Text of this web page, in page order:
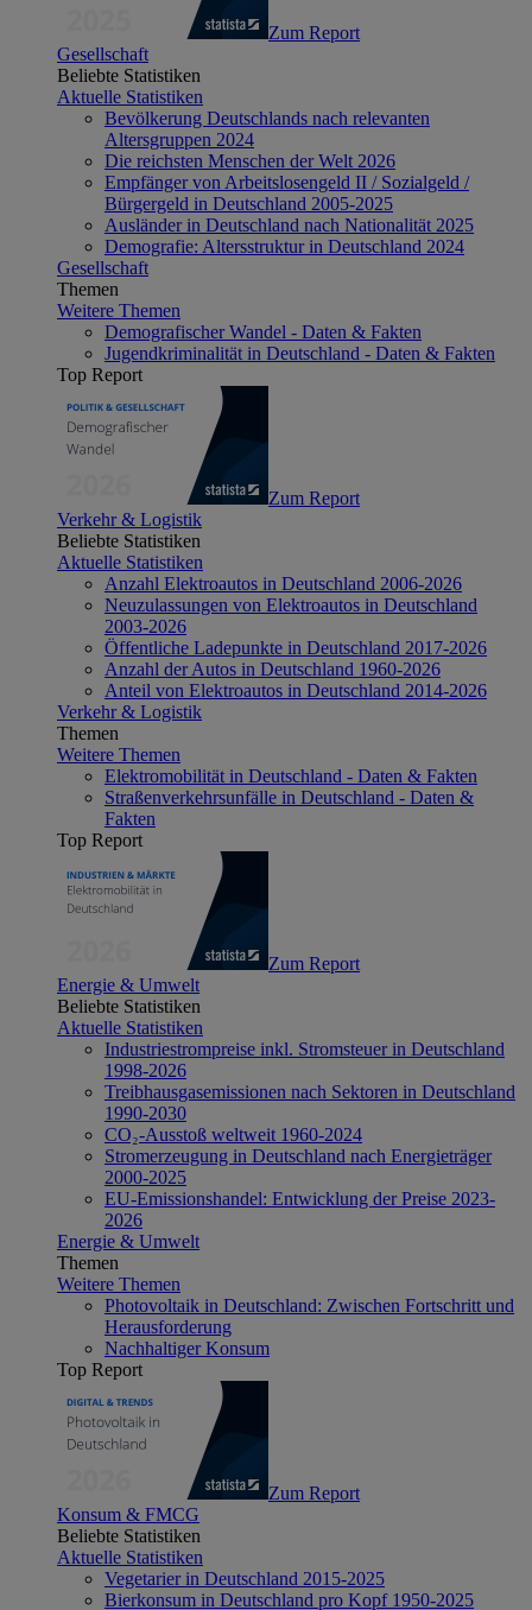
Zum Report
Gesellschaft
Beliebte Statistiken
Aktuelle Statistiken
Bevölkerung Deutschlands nach relevanten
Altersgruppen 2024
Die reichsten Menschen der Welt 2026
Empfänger von Arbeitslosengeld II / Sozialgeld /
Bürgergeld in Deutschland 2005-2025
Ausländer in Deutschland nach Nationalität 2025
Demografie: Altersstruktur in Deutschland 2024
Gesellschaft
Themen
Weitere Themen
Demografischer Wandel - Daten & Fakten
Jugendkriminalität in Deutschland - Daten & Fakten
Top Report
Zum Report
Verkehr & Logistik
Beliebte Statistiken
Aktuelle Statistiken
Anzahl Elektroautos in Deutschland 2006-2026
Neuzulassungen von Elektroautos in Deutschland
2003-2026
Öffentliche Ladepunkte in Deutschland 2017-2026
Anzahl der Autos in Deutschland 1960-2026
Anteil von Elektroautos in Deutschland 2014-2026
Verkehr & Logistik
Themen
Weitere Themen
Elektromobilität in Deutschland - Daten & Fakten
Straßenverkehrsunfälle in Deutschland - Daten &
Fakten
Top Report
Zum Report
Energie & Umwelt
Beliebte Statistiken
Aktuelle Statistiken
Industriestrompreise inkl. Stromsteuer in Deutschland
1998-2026
Treibhausgasemissionen nach Sektoren in Deutschland
1990-2030
CO₂-Ausstoß weltweit 1960-2024
Stromerzeugung in Deutschland nach Energieträger
2000-2025
EU-Emissionshandel: Entwicklung der Preise 2023-
2026
Energie & Umwelt
Themen
Weitere Themen
Photovoltaik in Deutschland: Zwischen Fortschritt und
Herausforderung
Nachhaltiger Konsum
Top Report
Zum Report
Konsum & FMCG
Beliebte Statistiken
Aktuelle Statistiken
Vegetarier in Deutschland 2015-2025
Bierkonsum in Deutschland pro Kopf 1950-2025